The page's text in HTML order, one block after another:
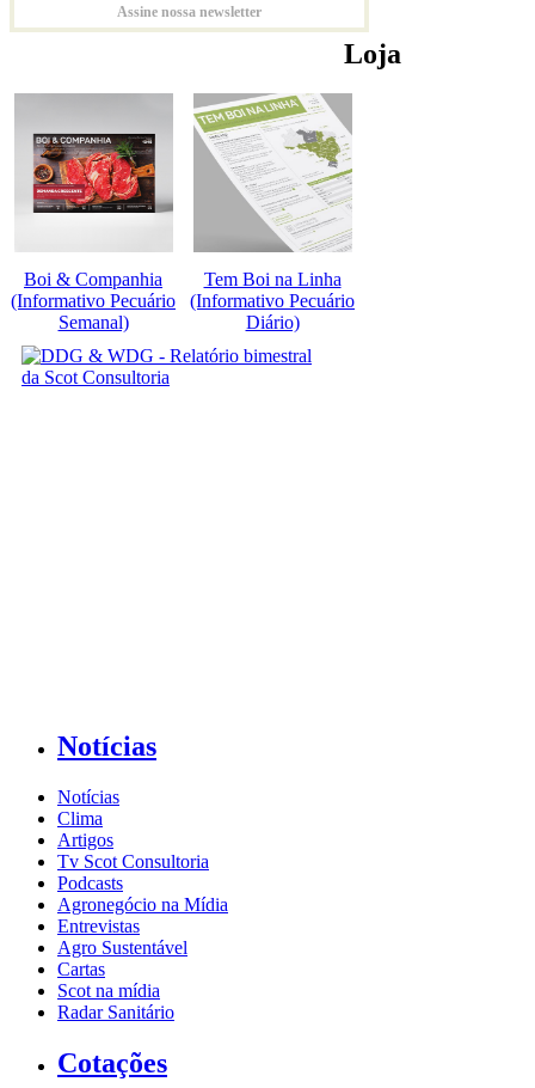
Assine nossa newsletter
Loja
Boi & Companhia
(Informativo Pecuário
Semanal)
Tem Boi na Linha
(Informativo Pecuário
Diário)
Notícias
Notícias
Clima
Artigos
Tv Scot Consultoria
Podcasts
Agronegócio na Mídia
Entrevistas
Agro Sustentável
Cartas
Scot na mídia
Radar Sanitário
Cotações